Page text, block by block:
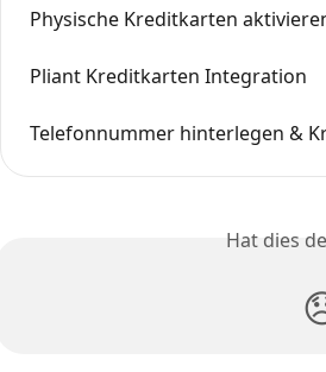
Physische Kreditkarten
Pliant Kreditkarten Integration
Telefonnummer hinterlegen &
Hat dies